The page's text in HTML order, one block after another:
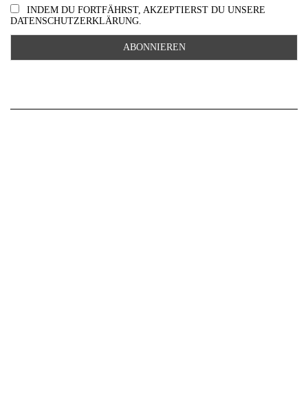
INDEM DU FORTFÄHRST, AKZEPTIERST DU UNSERE
DATENSCHUTZERKLÄRUNG.